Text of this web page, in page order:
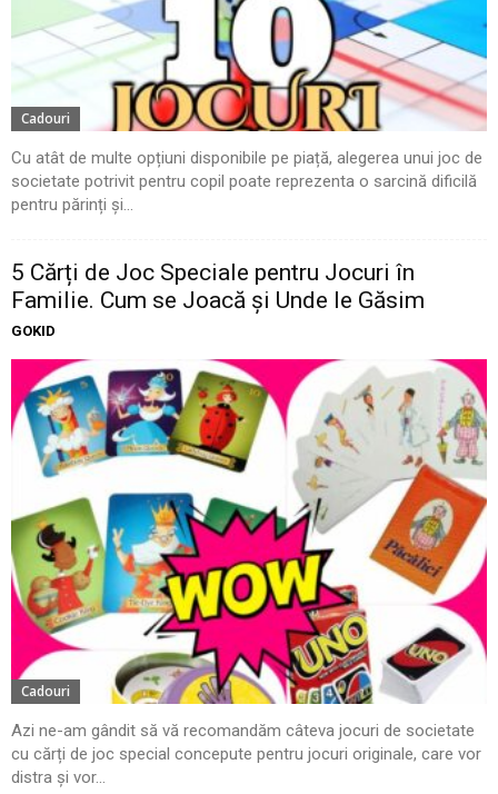
Cadouri
Cu atât de multe opțiuni disponibile pe piață, alegerea unui joc de
societate potrivit pentru copil poate reprezenta o sarcină dificilă
pentru părinți și...
5 Cărți de Joc Speciale pentru Jocuri în
Familie. Cum se Joacă și Unde le Găsim
GOKID
Cadouri
Azi ne-am gândit să vă recomandăm câteva jocuri de societate
cu cărți de joc special concepute pentru jocuri originale, care vor
distra și vor...